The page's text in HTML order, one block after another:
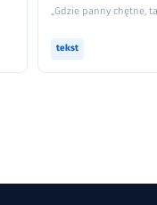
„Gdzie panny chętne,
tekst